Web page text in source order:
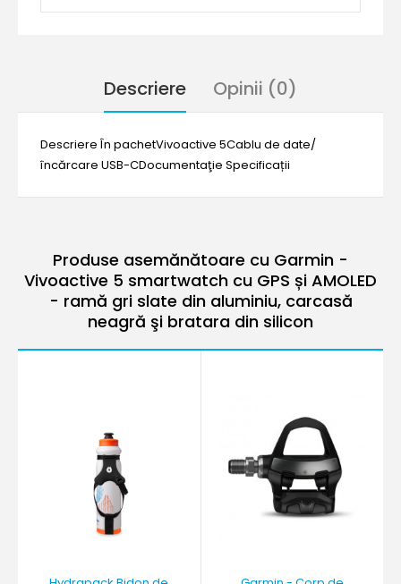
Descriere Opinii (0)
Descriere În pachetVivoactive 5Cablu de date/
încărcare USB-CDocumentaţie Specificații
Produse asemănătoare cu Garmin -
Vivoactive 5 smartwatch cu GPS și AMOLED
- ramă gri slate din aluminiu, carcasă
neagră şi bratara din silicon